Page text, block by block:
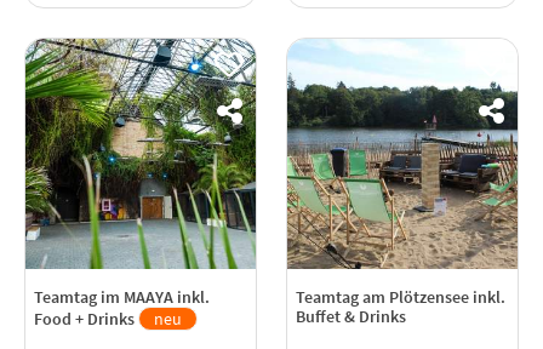
Teamtag im MAAYA inkl.
Food + Drinks
neu
Teamtag am Plötzensee inkl.
Buffet & Drinks